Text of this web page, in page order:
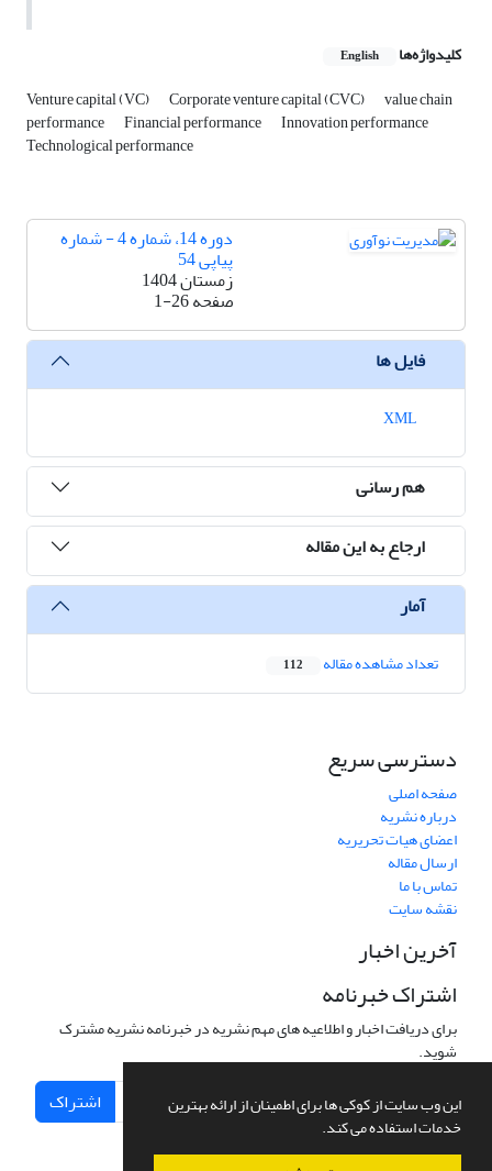
این وب سایت از کوکی ها برای اطمینان از ارائه بهترین
خدمات استفاده می کند.
کلیدواژه‌ها English
Venture capital (VC) Corporate venture capital (CVC) value chain
performance Financial performance Innovation performance
Technological performance
دوره 14، شماره 4 - شماره
پیاپی 54
زمستان 1404
صفحه1-26
فایل ها
هم رسانی
ارجاع به این مقاله
آمار
تعداد مشاهده مقاله 112
دسترسی سریع
صفحه اصلی
درباره نشریه
اعضای هیات تحریریه
ارسال مقاله
تماس با ما
نقشه سایت
آخرین اخبار
اشتراک خبرنامه
برای دریافت اخبار و اطلاعیه های مهم نشریه در خبرنامه نشریه مشترک
شوید.
اشتراک